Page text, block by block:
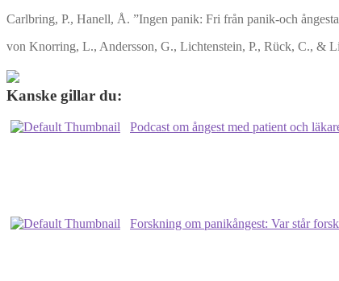
Carlbring, P., Hanell, Å. ”Ingen panik: Fri från panik-och
von Knorring, L., Andersson, G., Lichtenstein, P., Rück, C., &
Kanske gillar du:
Podcast om ångest med patient och
Forskning om panikångest: Var står